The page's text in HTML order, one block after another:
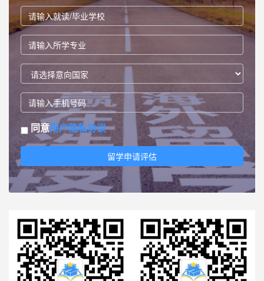
同意用户隐私协议
留学申请评估